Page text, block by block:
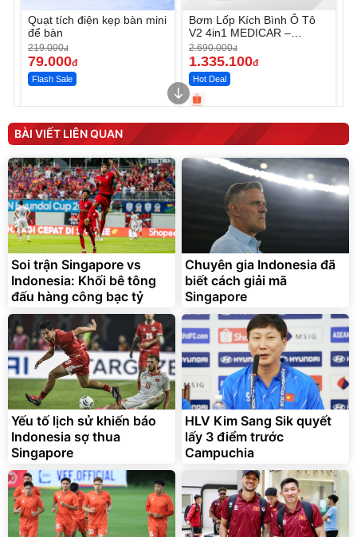
Quạt tích điện kẹp bàn mini
để bàn
219.000đ
79.000đ
Flash Sale
Bơm Lốp Kích Bình Ô Tô
V2 4in1 MEDICAR –
12.000mAh
2.690.000đ
1.335.100đ
Hot Deal
Máy ép chậm trái cây
Elmich JEE 1855OL
3.000.000đ
2.143.650đ
Flash Sale
Máy rửa xe cầm tay xịt rửa
cao áp có tạo bọt tuyết
399.000đ
Đã bán nhiều
Bạt phủ xe ô tô cao cấp,
tráng nhôm 03 lớp
392.000 đ
325.000đ
Đã bán nhiều
Xe đạp điện trợ lực G-
Force C14 gấp gọn bỏ cốp
tiện lợi
9.900.000đ
7.092.000đ
Đang xem nhiều
G-FORCE VIETNA
BÀI VIẾT LIÊN QUAN
Soi trận Singapore vs
Indonesia: Khối bê tông
đấu hàng công bạc tỷ
Chuyên gia Indonesia đã
biết cách giải mã
Singapore
Yếu tố lịch sử khiến báo
Indonesia sợ thua
Singapore
HLV Kim Sang Sik quyết
lấy 3 điểm trước
Campuchia